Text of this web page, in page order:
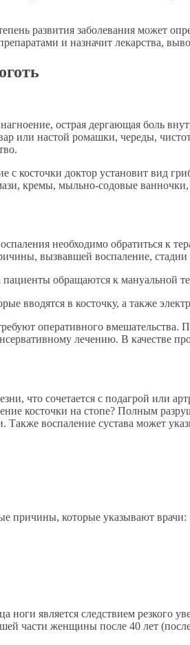
развития заболевания может
и назначит лекарства,
острая дергающая боль
или настой ромашки, череды,
косточки доктор установит вид
кремы, мыльно-содовые
необходимо обратиться к
вызвавшей воспаление, стадии
обращаются к мануальной
вводятся в косточку, а также
оперативного
лечению. В качестве
что сочетается с подагрой
косточки на стопе? Полным
воспаление сустава может
причины, которые указывают врачи:
является следствием резкого
части женщины после 40 лет